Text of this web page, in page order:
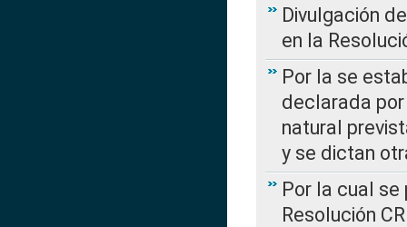
Divulgación
en la
Por la se
declarada
natural
y se dictan
Por la cual
Resolución